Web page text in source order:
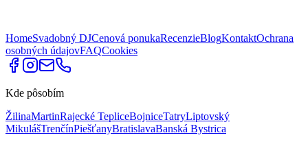
HomeSvadobný DJCenová ponukaRecenzieBlogKontaktOchrana
osobných údajovFAQCookies
Kde pôsobím
ŽilinaMartinRajecké TepliceBojniceTatryLiptovský
MikulášTrenčínPiešťanyBratislavaBanská Bystrica